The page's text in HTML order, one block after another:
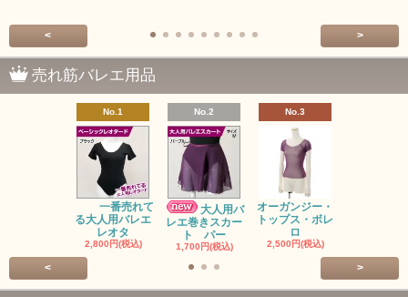
< >
売れ筋バレエ用品
No.1
一番売れて
る大人用バレエ
レオタ
2,800円(税込)
No.2
大人用バ
レエ巻きスカー
ト パー
1,700円(税込)
No.3
オーガンジー・
トップス・ボレ
ロ
2,500円(税込)
< >